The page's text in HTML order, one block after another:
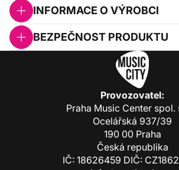
INFORMACE O VÝROBCI
BEZPEČNOST PRODUKTU
Provozovatel:
Praha Music Center spol.
Ocelářská 937/39
190 00 Praha
Česká republika
IČ: 18626459 DIČ: